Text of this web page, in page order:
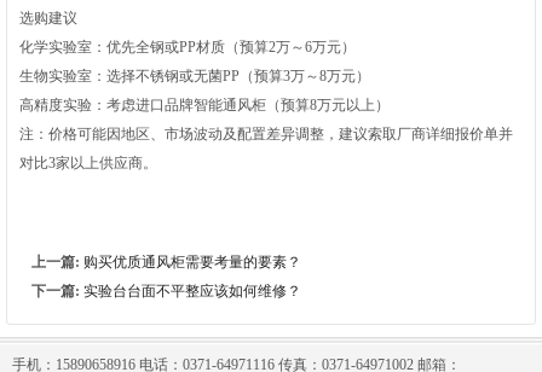
选购建议‌
化学实验室‌：优先全钢或PP材质（预算2万～6万元）
生物实验室‌：选择不锈钢或无菌PP（预算3万～8万元）
高精度实验‌：考虑进口品牌智能通风柜（预算8万元以上）
注：价格可能因地区、市场波动及配置差异调整，建议索取厂商详细报价单并
对比3家以上供应商。
上一篇: 购买优质通风柜需要考量的要素？
下一篇: 实验台台面不平整应该如何维修？
手机：15890658916 电话：0371-64971116 传真：0371-64971002 邮箱：